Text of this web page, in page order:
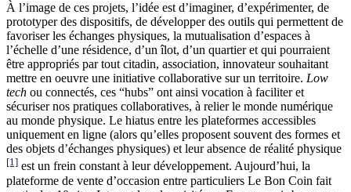
À l’image de ces projets, l’idée est d’imaginer, d’expérimenter, de
prototyper des dispositifs, de développer des outils qui permettent de
favoriser les échanges physiques, la mutualisation d’espaces à
l’échelle d’une résidence, d’un îlot, d’un quartier et qui pourraient
être appropriés par tout citadin, association, innovateur souhaitant
mettre en oeuvre une initiative collaborative sur un territoire. Low
tech ou connectés, ces “hubs” ont ainsi vocation à faciliter et
sécuriser nos pratiques collaboratives, à relier le monde numérique
au monde physique. Le hiatus entre les plateformes accessibles
uniquement en ligne (alors qu’elles proposent souvent des formes et
des objets d’échanges physiques) et leur absence de réalité physique
[1] est un frein constant à leur développement. Aujourd’hui, la
plateforme de vente d’occasion entre particuliers Le Bon Coin fait